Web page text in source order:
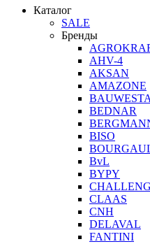
Каталог
SALE
Бренды
AHV-4
AKSAN
AMAZONE
BAUWESTA
BEDNAR
BISO
BvL
BYPY
CLAAS
CNH
DELAVAL
FANTINI